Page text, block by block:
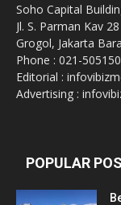
Soho Capital
Jl. S. Parman Kav 28
Grogol, Jakarta
Phone : 021-
Editorial :
Advertising :
POPULAR